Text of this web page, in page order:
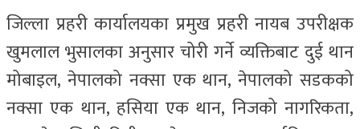
जिल्ला प्रहरी कार्यालयका प्रमुख प्रहरी नायब उपरीक्षक
खुमलाल भुसालका अनुसार चोरी गर्ने व्यक्तिबाट दुई थान
मोबाइल, नेपालको नक्सा एक थान, नेपालको सडकको
नक्सा एक थान, हसिया एक थान, निजको नागरिकता,